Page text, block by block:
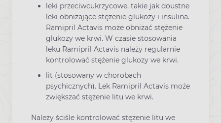
leki przeciwcukrzycowe, takie jak doustne
leki obniżające stężenie glukozy i insulina.
Ramipril Actavis może obniżać stężenie
glukozy we krwi. W czasie stosowania
leku Ramipril Actavis należy regularnie
kontrolować stężenie glukozy we krwi.
lit (stosowany w chorobach
psychicznych). Lek Ramipril Actavis może
zwiększać stężenie litu we krwi.
Należy ściśle kontrolować stężenie litu we